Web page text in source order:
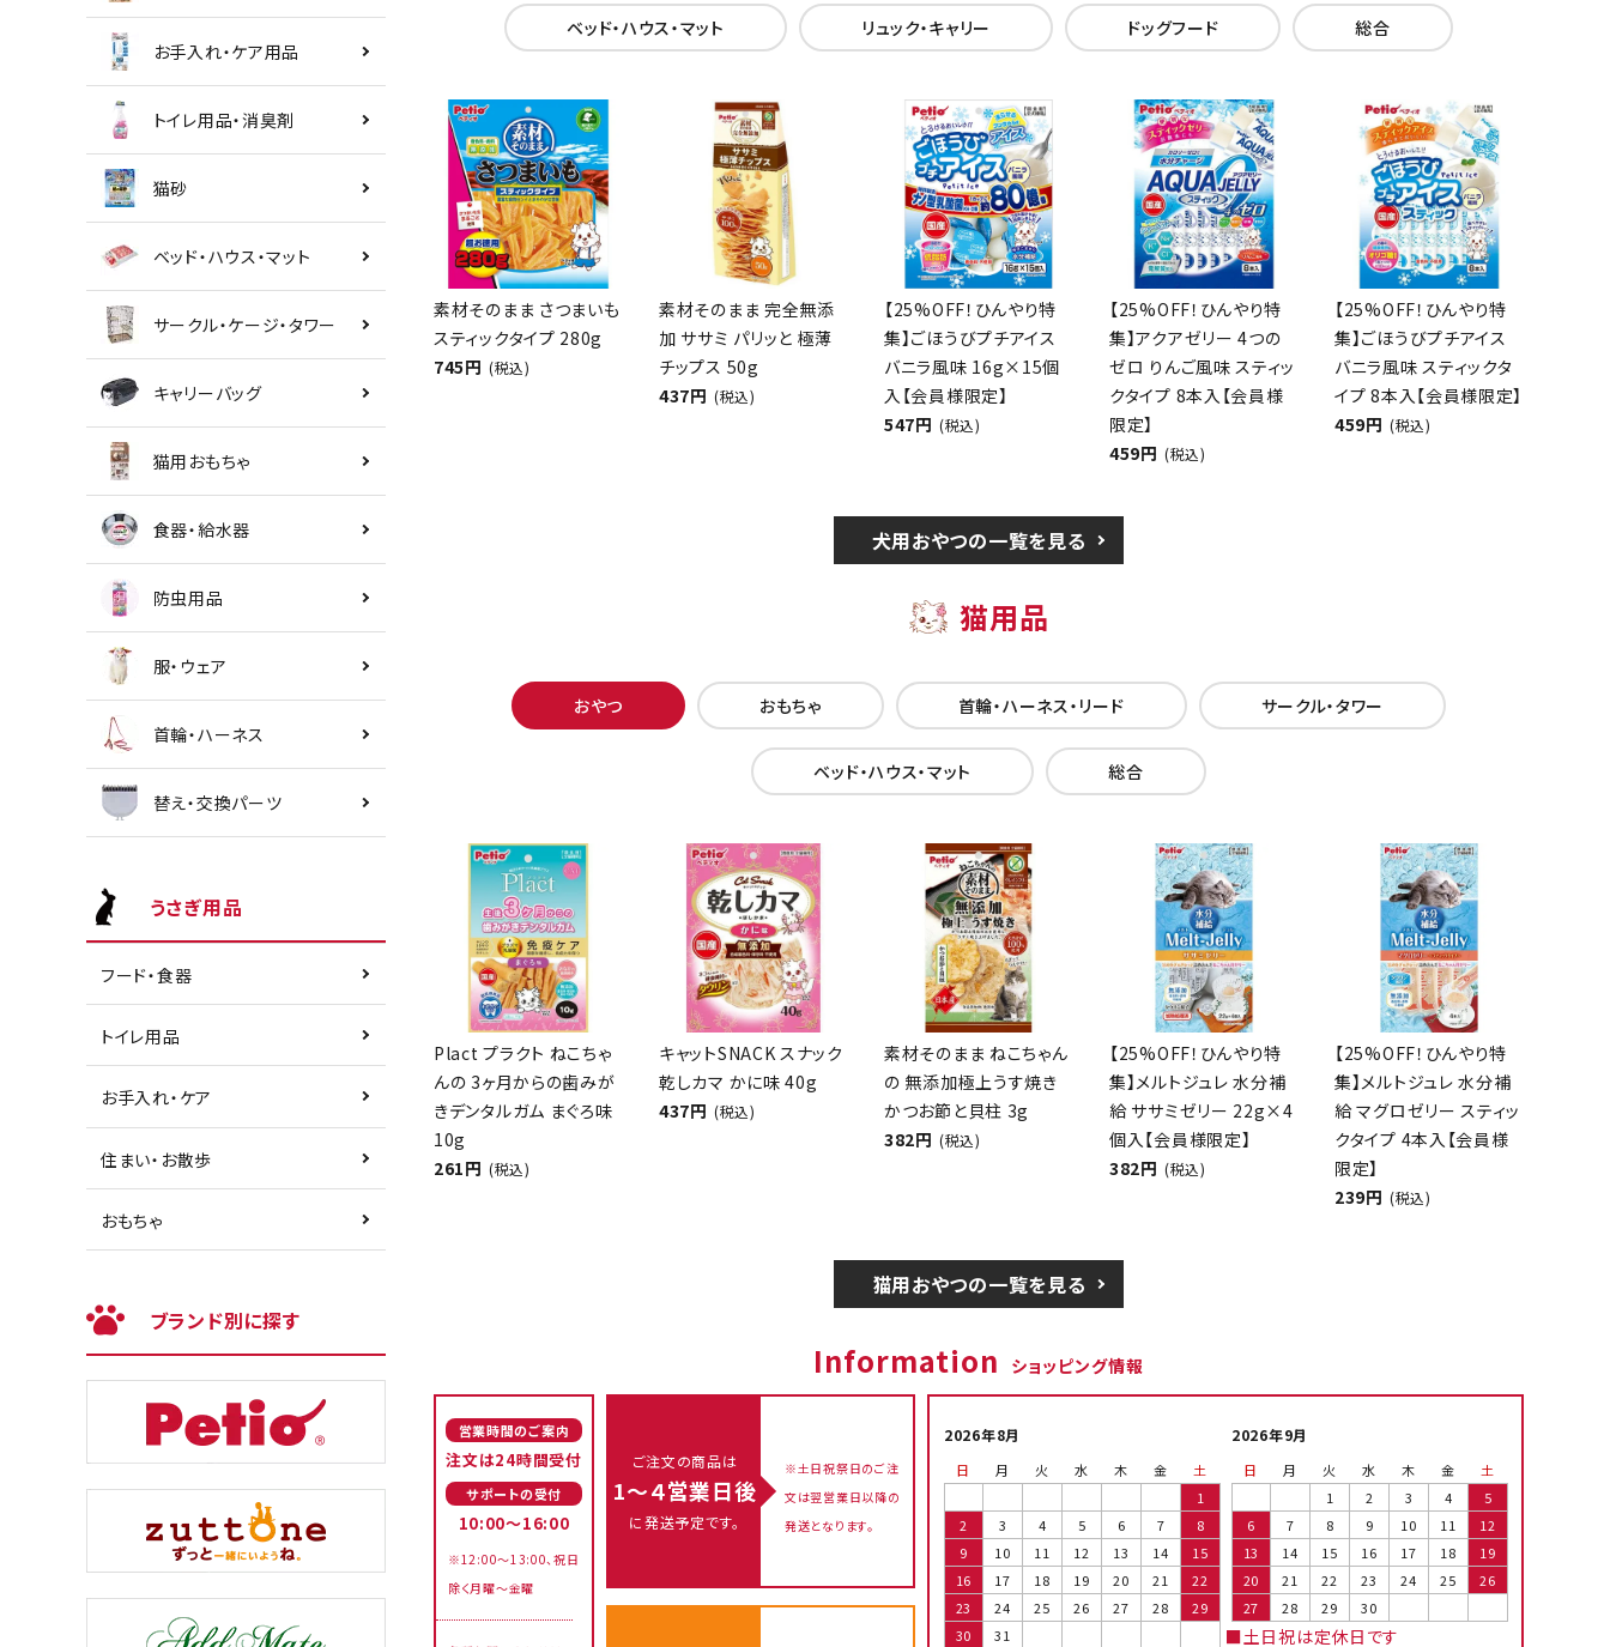
お手入れ・ケア用品
トイレ用品・消臭剤
猫砂
ベッド・ハウス・マット
サークル・ケージ・タワー
キャリーバッグ
猫用おもちゃ
食器・給水器
防虫用品
服・ウェア
首輪・ハーネス
替え・交換パーツ
うさぎ用品
フード・食器
トイレ用品
お手入れ・ケア
住まい・お散歩
おもちゃ
ブランド別に探す
ベッド・ハウス・マット リュック・キャリー ドッグフード 総合
素材そのまま さつまいも
スティックタイプ 280g
745円 (税込)
素材そのまま 完全無添
加 ササミ パリッと 極薄
チップス 50g
437円 (税込)
【25%OFF！ひんやり特
集】ごほうびプチアイス
バニラ風味 16g×15個
入【会員様限定】
547円 (税込)
【25%OFF！ひんやり特
集】アクアゼリー 4つの
ゼロ りんご風味 スティッ
クタイプ 8本入【会員様
限定】
459円 (税込)
【25%OFF！ひんやり特
集】ごほうびプチアイス
バニラ風味 スティックタ
イプ 8本入【会員様限定】
459円 (税込)
犬用おやつの一覧を見る
猫用品
おやつ おもちゃ 首輪・ハーネス・リード サークル・タワー
ベッド・ハウス・マット 総合
Plact プラクト ねこちゃ
んの 3ヶ月からの歯みが
きデンタルガム まぐろ味
10g
261円 (税込)
キャットSNACK スナック
乾しカマ かに味 40g
437円 (税込)
素材そのまま ねこちゃん
の 無添加極上うす焼き
かつお節と貝柱 3g
382円 (税込)
【25%OFF！ひんやり特
集】メルトジュレ 水分補
給 ササミゼリー 22g×4
個入【会員様限定】
382円 (税込)
【25%OFF！ひんやり特
集】メルトジュレ 水分補
給 マグロゼリー スティッ
クタイプ 4本入【会員様
限定】
239円 (税込)
猫用おやつの一覧を見る
Information ショッピング情報
営業時間のご案内
注文は24時間受付
サポートの受付
10:00～16:00
※12:00～13:00、祝日
除く月曜～金曜
ご注文の商品は
1～４営業日後
に発送予定です。
※土日祝祭日のご注
文は翌営業日以降の
発送となります。
2026年8月
日 月 火 水 木 金
土
1
2
3 4 5 6 7
8
9
10 11 12 13 14
15
16
17 18 19 20 21
22
23
24 25 26 27 28
29
30
31
2026年9月
日 月 火 水 木 金
土
1
2 3 4
5
6
7 8 9 10 11
12
13
14 15 16 17 18
19
20
21 22 23 24 25
26
27
28 29 30
■土日祝は定休日です